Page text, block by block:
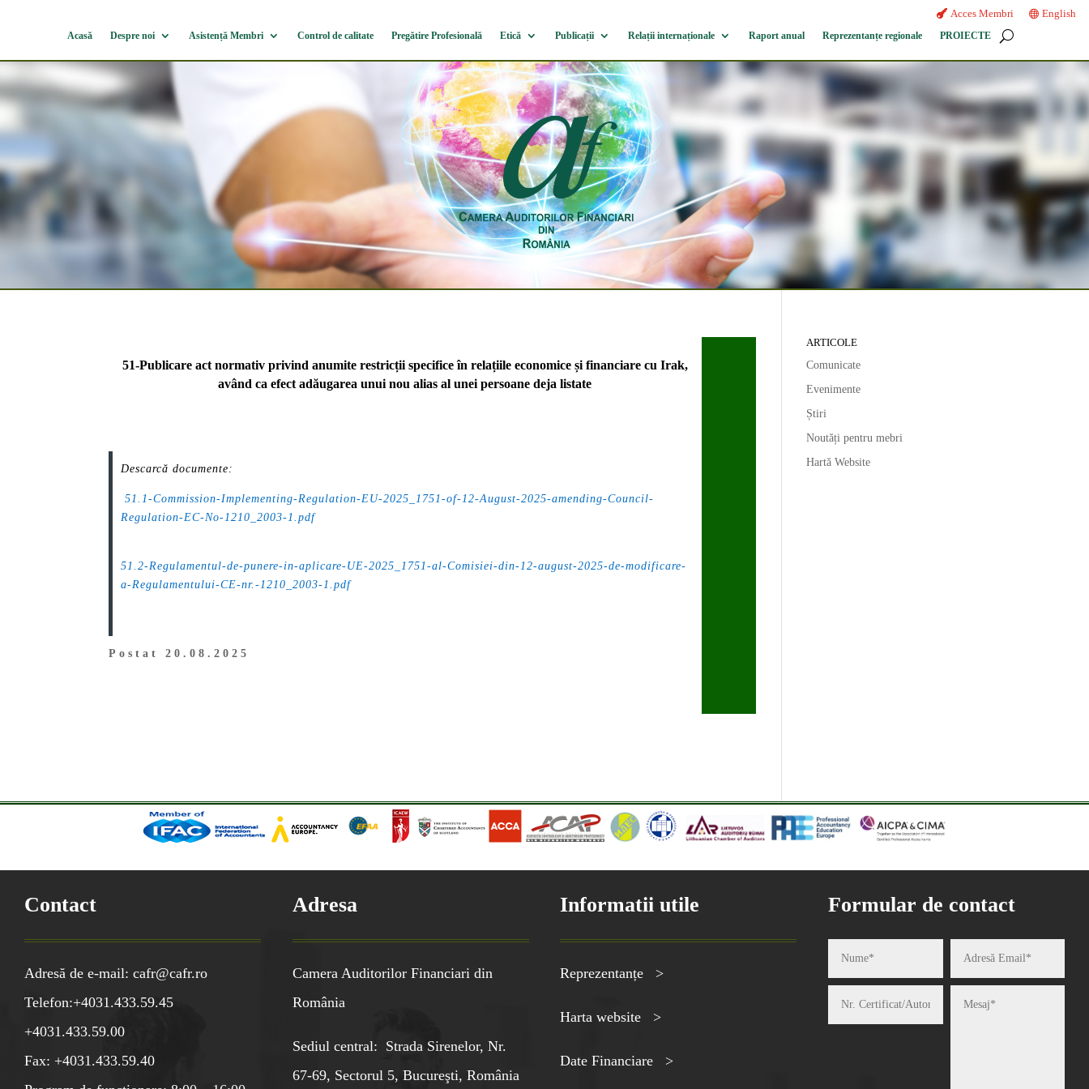
Acces Membri English
Acasă Despre noi Asistență Membri Control de calitate Pregătire Profesională Etică Publicații Relații internaționale Raport anual Reprezentanțe regionale PROIECTE
51-Publicare act normativ privind anumite restricții specifice în relațiile economice și financiare cu Irak,
având ca efect adăugarea unui nou alias al unei persoane deja listate
Descarcă documente:
.51.1-Commission-Implementing-Regulation-EU-2025_1751-of-12-August-2025-amending-Council-
Regulation-EC-No-1210_2003-1.pdf
51.2-Regulamentul-de-punere-in-aplicare-UE-2025_1751-al-Comisiei-din-12-august-2025-de-modificare-
a-Regulamentului-CE-nr.-1210_2003-1.pdf
Postat 20.08.2025
ARTICOLE
Comunicate
Evenimente
Știri
Noutăți pentru mebri
Hartă Website
Contact
Adresă de e-mail: cafr@cafr.ro
Telefon:+4031.433.59.45
+4031.433.59.00
Fax: +4031.433.59.40
Adresa
Camera Auditorilor Financiari din
România
Sediul central: Strada Sirenelor, Nr.
67-69, Sectorul 5, Bucureşti, România
Informatii utile
Reprezentanțe >
Harta website >
Date Financiare >
Formular de contact